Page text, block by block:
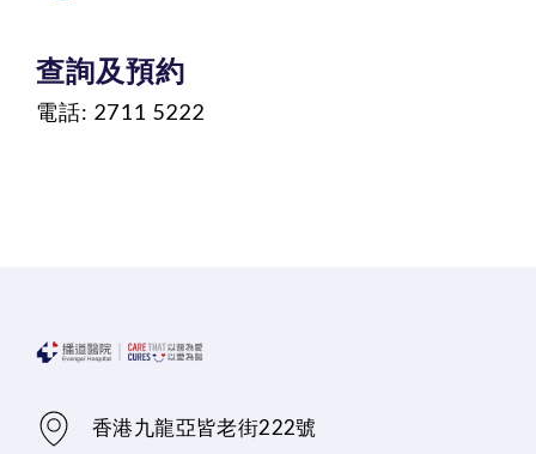
查詢及預約
電話: 2711 5222
香港九龍亞皆老街222號